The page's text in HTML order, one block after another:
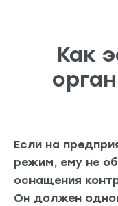
Как
Если на
режим, ему не
оснащения
Он должен